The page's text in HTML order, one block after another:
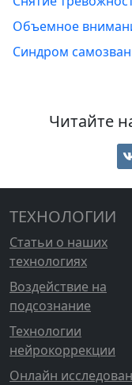
Объемное
Синдром
Читайте
ТЕХНОЛОГИИ
Статьи о наших
технологиях
Воздействие на
подсознание
Технологии
нейрокоррекции
Онлайн